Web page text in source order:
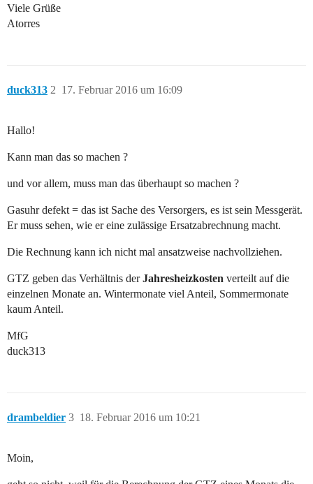
Viele Grüße
Atorres
duck313 17. Februar 2016 um 16:09
2
Hallo!
Kann man das so machen ?
und vor allem, muss man das überhaupt so machen ?
Gasuhr defekt = das ist Sache des Versorgers, es ist sein Messgerät.
Er muss sehen, wie er eine zulässige Ersatzabrechnung macht.
Die Rechnung kann ich nicht mal ansatzweise nachvollziehen.
GTZ geben das Verhältnis derJahresheizkosten verteilt auf die
einzelnen Monate an. Wintermonate viel Anteil, Sommermonate
kaum Anteil.
MfG
duck313
drambeldier 18. Februar 2016 um 10:21
3
Moin,